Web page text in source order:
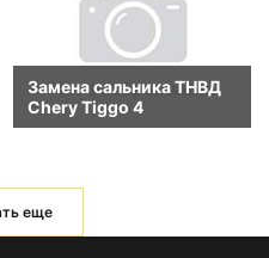
Замена сальника ТНВД
Chery Tiggo 4
еще